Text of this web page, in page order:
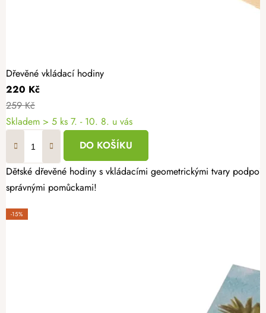
Dřevěné vkládací hodiny
220 Kč
259 Kč
Skladem > 5 ks 7. - 10. 8. u vás
DO KOŠÍKU
Dětské dřevěné hodiny s vkládacími geometrickými tvary
správnými pomůckami!
-15%